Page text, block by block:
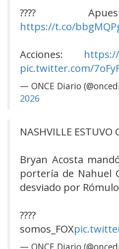
????
https://t.co/
Acciones:
pic.twitter.com/
— ONCE Diario
2026
NASHVILLE ESTUVO
Bryan Acosta
portería de Nahuel
desviado por
????
somos_FOX
— ONCE Diario